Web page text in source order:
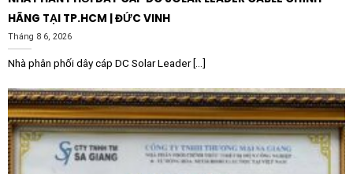
HÃNG TẠI TP.HCM | ĐỨC VINH
Tháng 8 6, 2026
Nhà phân phối dây cáp DC Solar Leader [...]